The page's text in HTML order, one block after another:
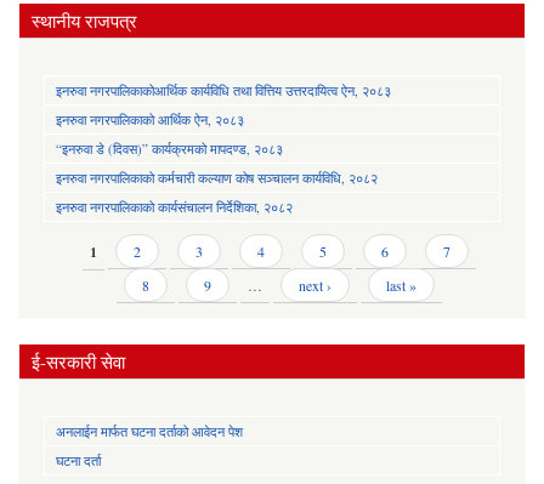
स्थानीय राजपत्र
इनरुवा नगरपालिकाकोआर्थिक कार्यविधि तथा वित्तिय उत्तरदायित्व ऐन, २०८३
इनरुवा नगरपालिकाको आर्थिक ऐन, २०८३
“इनरुवा डे (दिवस)” कार्यक्रमको मापदण्ड, २०८३
इनरुवा नगरपालिकाको कर्मचारी कल्याण कोष सञ्चालन कार्यविधि, २०८२
इनरुवा नगरपालिकाको कार्यसंचालन निर्देशिका, २०८२
Pages1 2 3 4 5 6
7
8
9 … next › last »
ई-सरकारी सेवा
अनलाईन मार्फत घटना दर्ताको आवेदन पेश
घटना दर्ता